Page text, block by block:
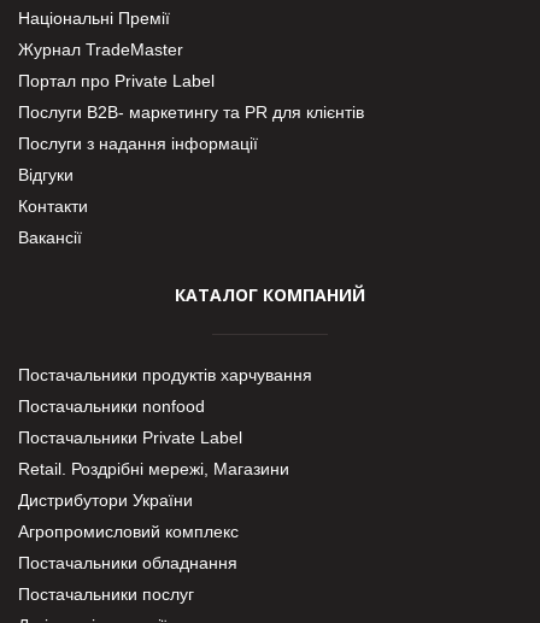
Національні Премії
Журнал TradeMaster
Портал про Private Label
Послуги В2В- маркетингу та PR для клієнтів
Послуги з надання інформації
Відгуки
Контакти
Вакансії
КАТАЛОГ КОМПАНИЙ
Постачальники продуктів харчування
Постачальники nonfood
Постачальники Private Label
Retail. Роздрібні мережі, Магазини
Дистрибутори України
Агропромисловий комплекс
Постачальники обладнання
Постачальники послуг